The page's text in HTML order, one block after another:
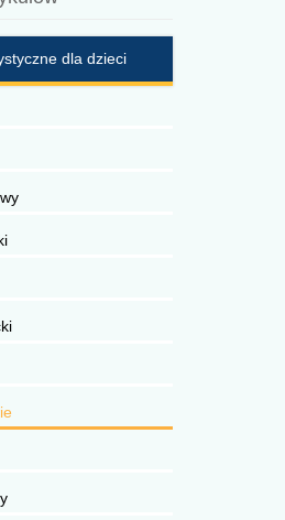
dla dzieci